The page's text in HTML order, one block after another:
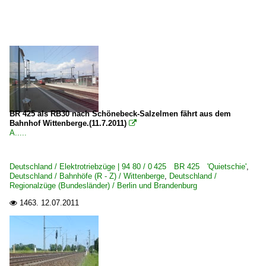
S-Bahnen und Regionalstadtbahnen
S-Bahn Berlin ·BVG, DB·
Unternehmen (L - Z)
Ostdeutsche Eisenbahn GmbH, Parchim ·ODEG·
E-Loks
EU44 · 5 370 · BR 183 ·ES 64 U4-D· Husarz
BR 425 als RB30 nach Schönebeck-Salzelmen fährt aus dem
Bahnhof Wittenberge.(11.7.2011) 
A.....
Deutschland / Elektrotriebzüge | 94 80 / 0 425 BR 425 'Quietschie',
Deutschland / Bahnhöfe (R - Z) / Wittenberge, Deutschland /
Regionalzüge (Bundesländer) / Berlin und Brandenburg
 1463. 12.07.2011